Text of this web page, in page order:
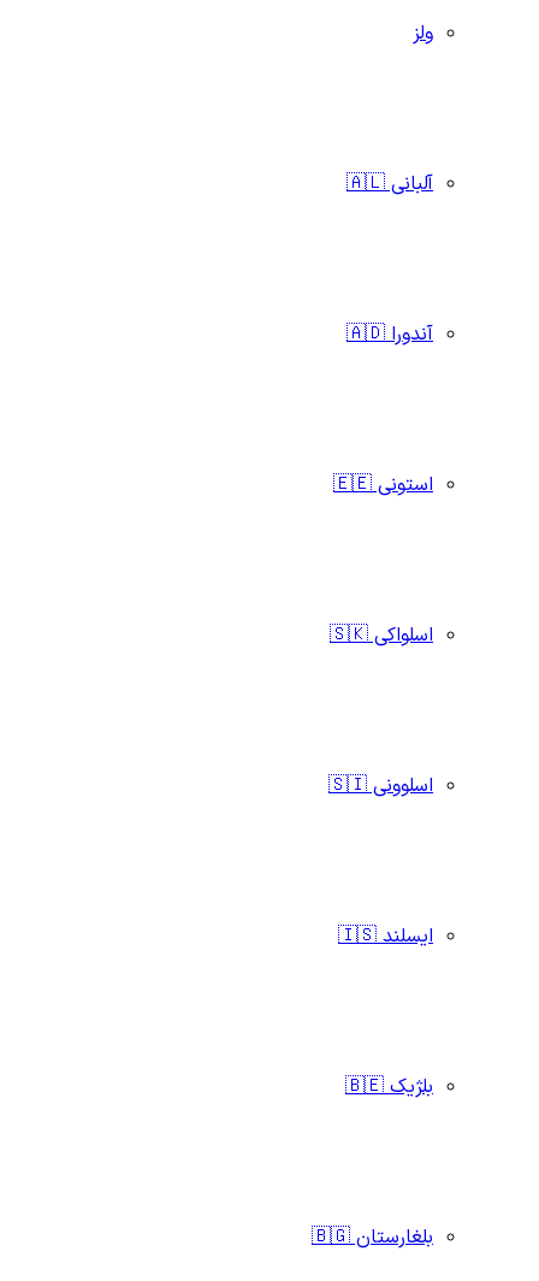
ولز
آلبانی 🇦🇱
آندورا 🇦🇩
استونی 🇪🇪
اسلواکی 🇸🇰
اسلوونی 🇸🇮
ایسلند 🇮🇸
بلژیک 🇧🇪
بلغارستان 🇧🇬